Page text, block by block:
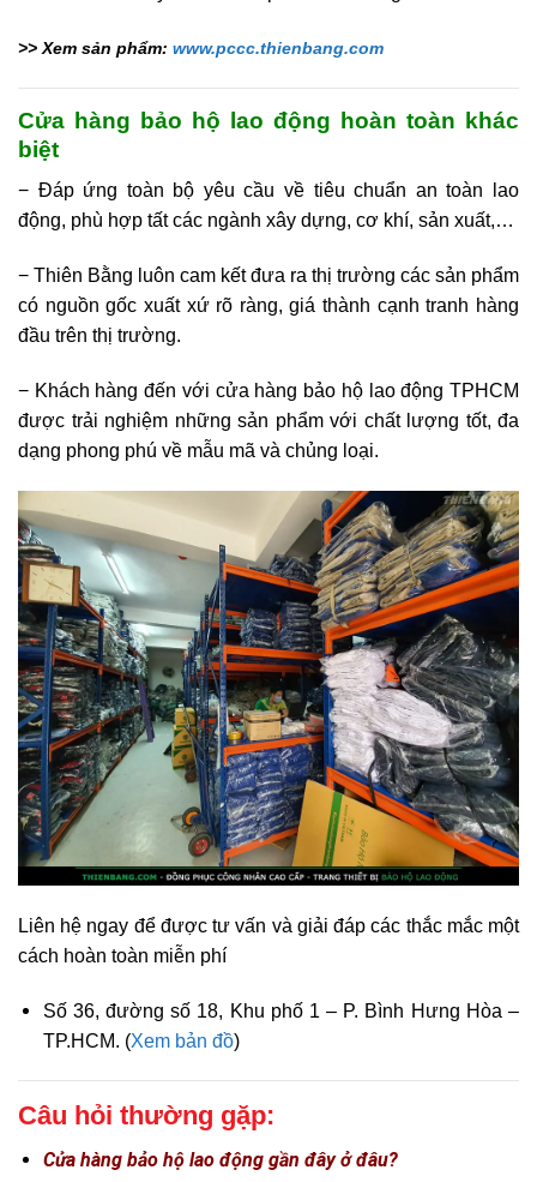
>> Xem sản phẩm: www.pccc.thienbang.com
Cửa hàng bảo hộ lao động hoàn toàn khác
biệt
− Đáp ứng toàn bộ yêu cầu về tiêu chuẩn an toàn lao
động, phù hợp tất các ngành xây dựng, cơ khí, sản xuất,…
− Thiên Bằng luôn cam kết đưa ra thị trường các sản phẩm
có nguồn gốc xuất xứ rõ ràng, giá thành cạnh tranh hàng
đầu trên thị trường.
− Khách hàng đến với cửa hàng bảo hộ lao động TPHCM
được trải nghiệm những sản phẩm với chất lượng tốt, đa
dạng phong phú về mẫu mã và chủng loại.
Liên hệ ngay để được tư vấn và giải đáp các thắc mắc một
cách hoàn toàn miễn phí
Số 36, đường số 18, Khu phố 1 – P. Bình Hưng Hòa –
TP.HCM. (Xem bản đồ)
Câu hỏi thường gặp:
Cửa hàng bảo hộ lao động gần đây ở đâu?